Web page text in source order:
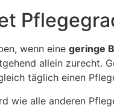
wenn eine geringe
allein zurecht.
täglich einen
wie alle anderen